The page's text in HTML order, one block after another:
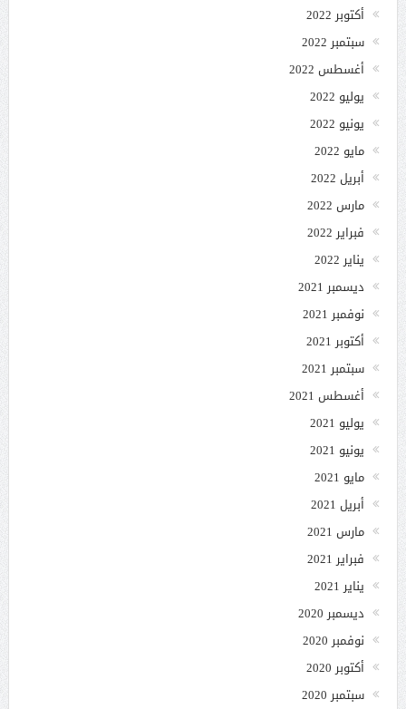
أكتوبر 2022
سبتمبر 2022
أغسطس 2022
يوليو 2022
يونيو 2022
مايو 2022
أبريل 2022
مارس 2022
فبراير 2022
يناير 2022
ديسمبر 2021
نوفمبر 2021
أكتوبر 2021
سبتمبر 2021
أغسطس 2021
يوليو 2021
يونيو 2021
مايو 2021
أبريل 2021
مارس 2021
فبراير 2021
يناير 2021
ديسمبر 2020
نوفمبر 2020
أكتوبر 2020
سبتمبر 2020